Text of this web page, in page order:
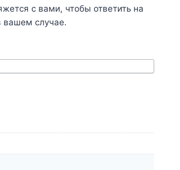
с вами, чтобы ответить на
вашем случае.